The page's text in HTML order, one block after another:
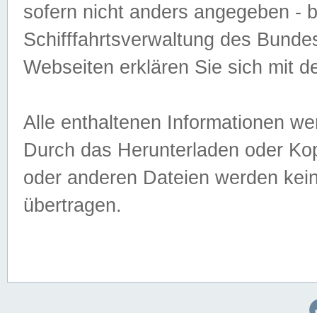
sofern nicht anders angegeben -
Schifffahrtsverwaltung des
Webseiten erklären Sie sich mit
Alle enthaltenen Informationen
Durch das Herunterladen oder
oder anderen Dateien werden
übertragen.